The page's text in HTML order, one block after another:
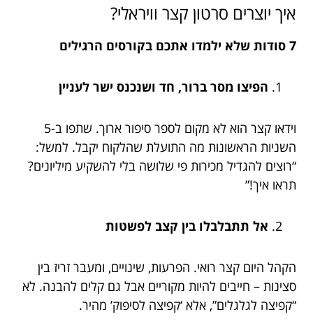
איך יוצרים סרטון קצר וויראלי?
7 סודות שלא ילמדו אתכם בקורסים הרגילים
הפיצו מסר ברור, חד ושנכנס ישר לעניין
וידאו קצר הוא לא מקום לספר סיפור ארוך. שתפו ב-5
השניות הראשונות מה התועלת שהלקוח יקבל. למשל:
“רוצים להגדיל מכירות פי שלושה בלי להשקיע מיליונים?
תראו איך!”
אל תתבלבלו בין קצב לפשטות
הקהל היום קצר רואי. הפרעות, שינויים, ומעבר זריז בין
סצינות – חייבים להיות מקוריים אבל גם קלים להבנה. לא
“קפיצה לגלגלים”, אלא ‘קפיצה לסיפוק’ מהיר.